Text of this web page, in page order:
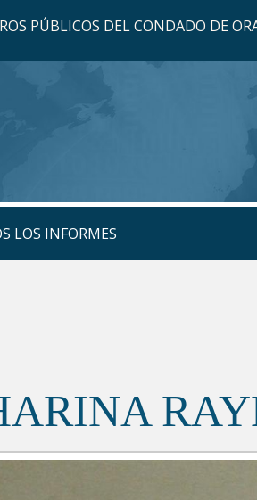
PÚBLICOS DEL CONDADO DE
LOS INFORMES